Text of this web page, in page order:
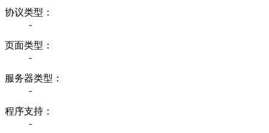
协议类型：
-
页面类型：
-
服务器类型：
-
程序支持：
-